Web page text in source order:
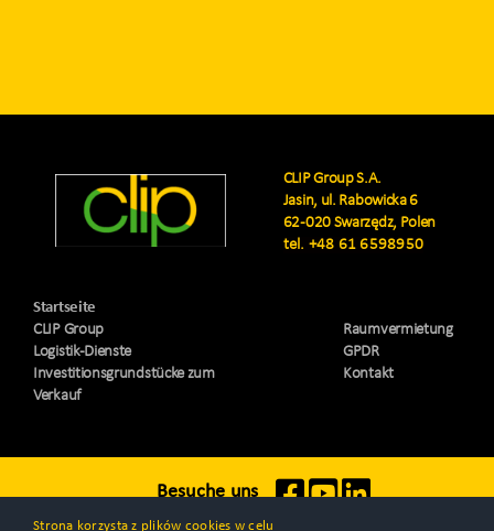
CLIP Group S.A.
Jasin, ul. Rabowicka 6
62-020 Swarzędz, Polen
tel. +48 61 6598950
Startseite
CLIP Group
Logistik-Dienste
Investitionsgrundstücke zum
Verkauf
Raumvermietung
GPDR
Kontakt
Besuche uns
Strona korzysta z plików cookies w celu